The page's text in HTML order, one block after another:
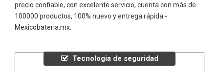
precio confiable, con excelente servicio, cuenta con más de
100000 productos, 100% nuevo y entrega rápida -
Mexicobateria.mx.
Tecnologia de seguridad